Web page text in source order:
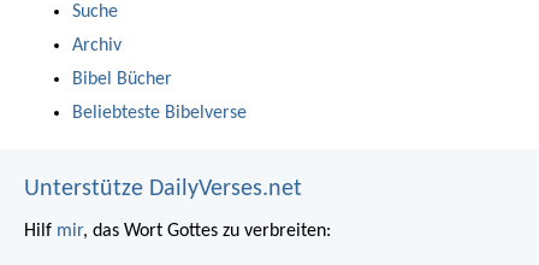
Suche
Archiv
Bibel Bücher
Beliebteste Bibelverse
Unterstütze DailyVerses.net
Hilf mir, das Wort Gottes zu verbreiten: